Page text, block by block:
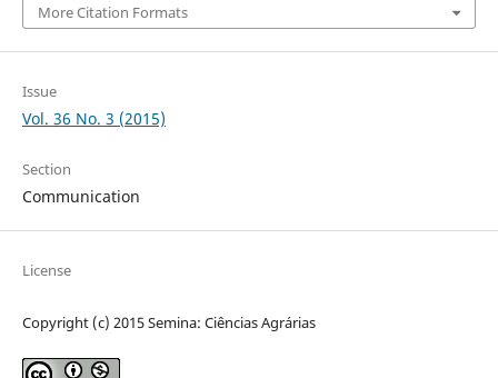
More Citation Formats
Issue
Vol. 36 No. 3 (2015)
Section
Communication
License
Copyright (c) 2015 Semina: Ciências Agrárias